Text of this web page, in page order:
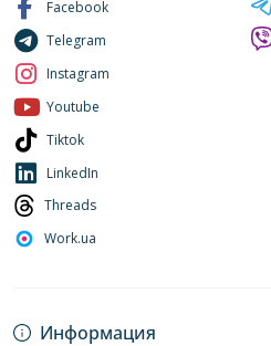
Информация
Facebook
Telegram
Instagram
Youtube
Tiktok
LinkedIn
Threads
Work.ua